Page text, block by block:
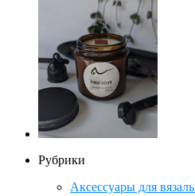
Рубрики
Аксессуары для